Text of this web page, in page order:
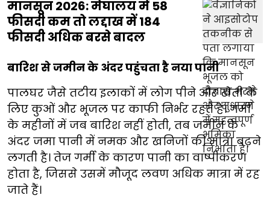
मानसून 2026: मेघालय में 58
फीसदी कम तो लद्दाख में 184
फीसदी अधिक बरसे बादल
बारिश से जमीन के अंदर पहुंचता है नया पानी
पालघर जैसे तटीय इलाकों में लोग पीने और खेती के
लिए कुओं और भूजल पर काफी निर्भर रहते हैं। गर्मी
के महीनों में जब बारिश नहीं होती, तब जमीन के
अंदर जमा पानी में नमक और खनिजों की मात्रा बढ़ने
लगती है। तेज गर्मी के कारण पानी का वाष्पीकरण
होता है, जिससे उसमें मौजूद लवण अधिक मात्रा में रह
जाते हैं।